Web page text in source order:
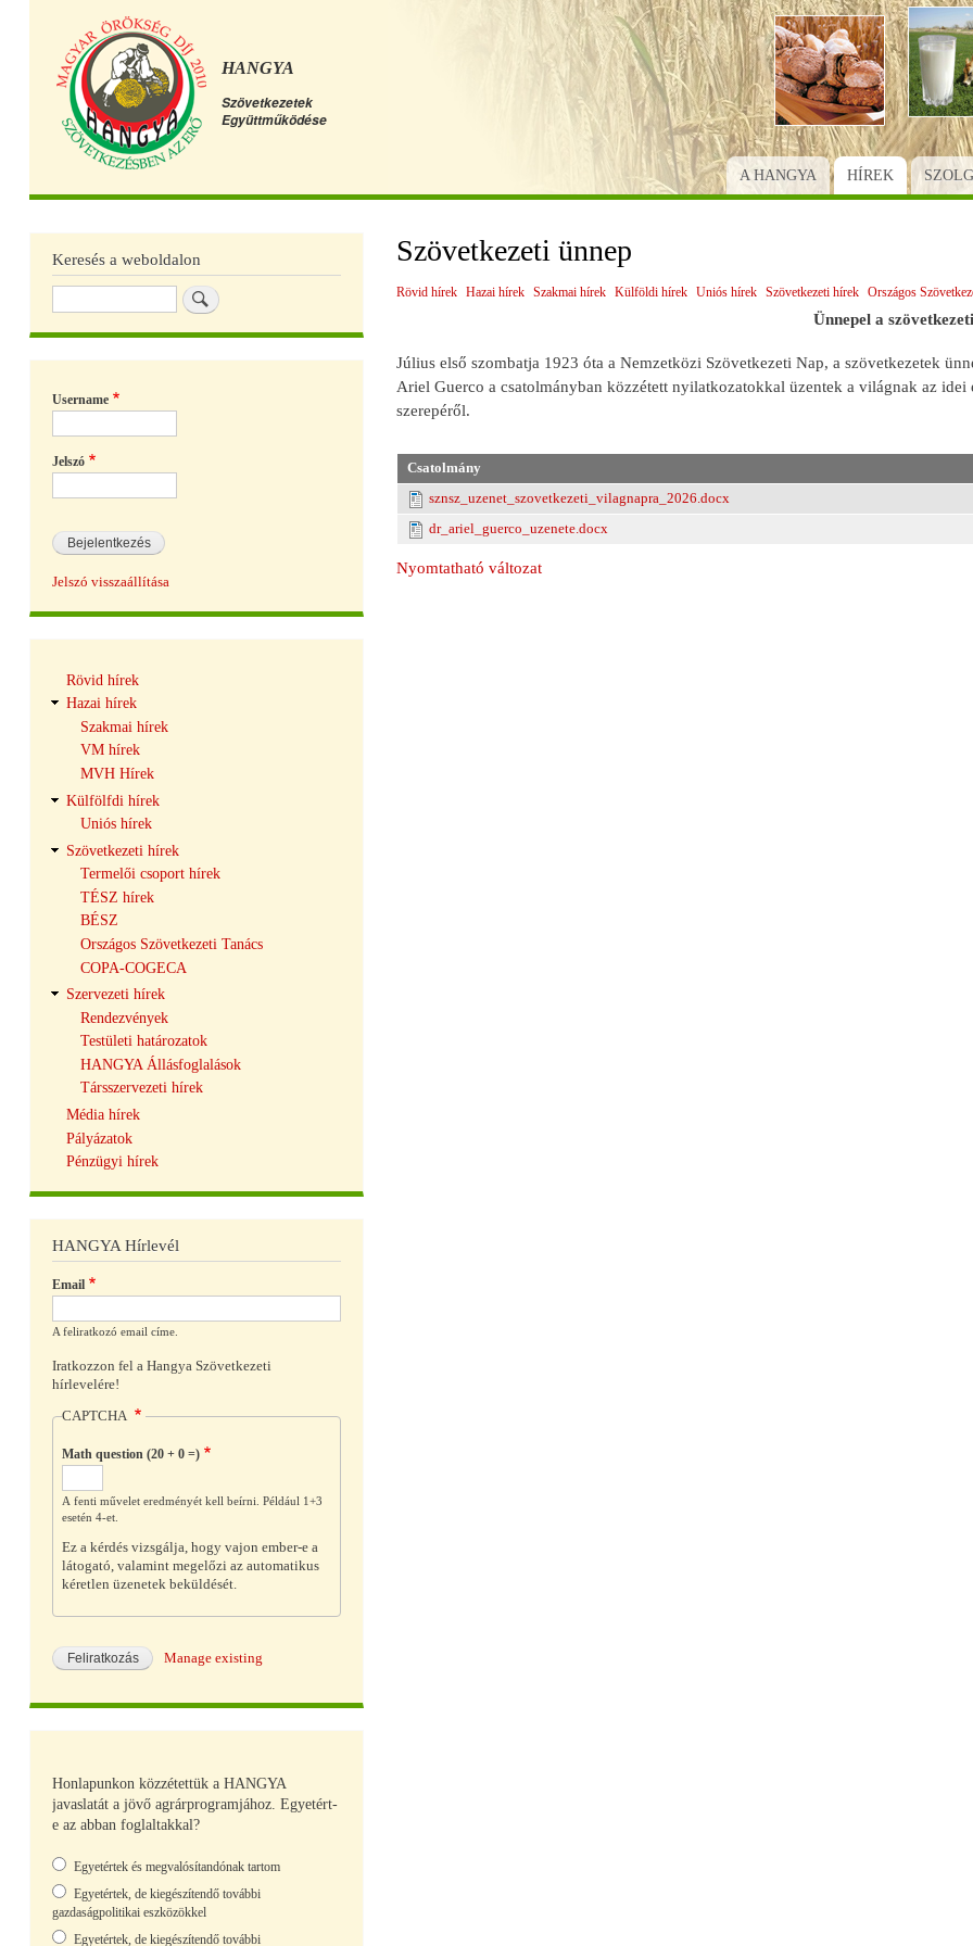
Ugrás
a
tartalomra
HANGYA
Szövetkezetek
Együttműködése
Főmenü
A HANGYA HÍREK
Szövetkezeti ünnep
Rövid hírek Hazai hírek Szakmai hírek Külföldi hírek Uniós hírek Szövetkezeti hírek Országos
Ünnepel a
Július első szombatja 1923 óta a Nemzetközi Szövetkezeti Nap, a szövetkezetek
Ariel Guerco a csatolmányban közzétett nyilatkozatokkal üzentek a világnak az
szerepéről.
Csatolmány
sznsz_uzenet_szovetkezeti_vilagnapra_2026.docx
dr_ariel_guerco_uzenete.docx
Nyomtatható változat
Keresés a weboldalon
Username
Jelszó
Jelszó visszaállítása
navigáció
Rövid hírek
Hazai hírek
Szakmai hírek
VM hírek
MVH Hírek
Külfölfdi hírek
Uniós hírek
Szövetkezeti hírek
Termelői csoport hírek
TÉSZ hírek
BÉSZ
Országos Szövetkezeti Tanács
COPA-COGECA
Szervezeti hírek
Rendezvények
Testületi határozatok
HANGYA Állásfoglalások
Társszervezeti hírek
Média hírek
Pályázatok
Pénzügyi hírek
HANGYA Hírlevél
Email
A feliratkozó email címe.
Iratkozzon fel a Hangya Szövetkezeti
hírlevelére!
CAPTCHA
Math question (20 + 0 =)
A fenti művelet eredményét kell beírni. Például 1+3
esetén 4-et.
Ez a kérdés vizsgálja, hogy vajon ember-e a
látogató, valamint megelőzi az automatikus
kéretlen üzenetek beküldését.
Manage existing
Honlapunkon közzétettük a HANGYA
javaslatát a jövő agrárprogramjához. Egyetért-
e az abban foglaltakkal?
Választások
Egyetértek és megvalósítandónak tartom
Egyetértek, de kiegészítendő további
gazdaságpolitikai eszközökkel
Egyetértek, de kiegészítendő további